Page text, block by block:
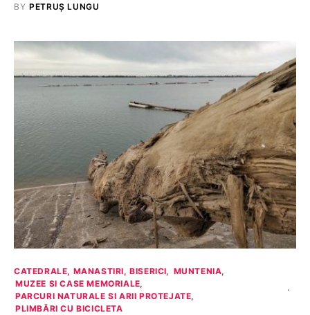
BY PETRUȘ LUNGU
CATEDRALE, MANASTIRI, BISERICI
MUNTENIA
MUZEE SI CASE MEMORIALE
PARCURI NATURALE SI ARII PROTEJATE
PLIMBĂRI CU BICICLETA